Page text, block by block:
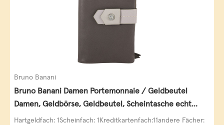
Bruno Banani
Bruno Banani Damen Portemonnaie / Geldbeutel
Damen, Geldbörse, Geldbeutel, Scheintasche echt
Leder
Hartgeldfach: 1Scheinfach: 1Kreditkartenfach:11andere Fächer: